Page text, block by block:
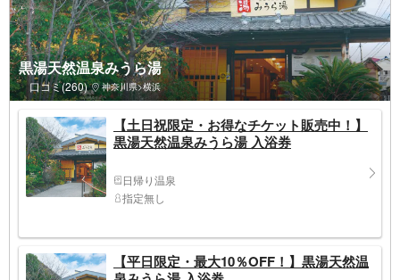
黒湯天然温泉みうら湯
口コミ(260) 神奈川県>横浜
【土日祝限定・お得なチケット販売中！】
黒湯天然温泉みうら湯 入浴券
日帰り温泉
指定無し
【平日限定・最大10％OFF！】黒湯天然温